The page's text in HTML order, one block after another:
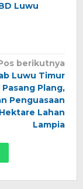
Luwu
berikutnya
Luwu Timur
Pasang Plang,
Penguasaan
Lahan
Lampia